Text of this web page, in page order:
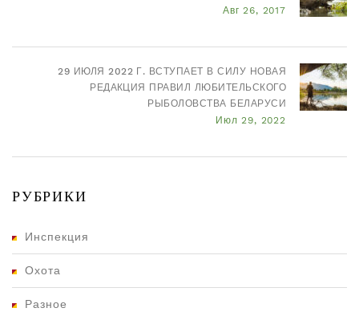
Авг 26, 2017
29 ИЮЛЯ 2022 Г. ВСТУПАЕТ В СИЛУ НОВАЯ
РЕДАКЦИЯ ПРАВИЛ ЛЮБИТЕЛЬСКОГО
РЫБОЛОВСТВА БЕЛАРУСИ
Июл 29, 2022
РУБРИКИ
Инспекция
Охота
Разное